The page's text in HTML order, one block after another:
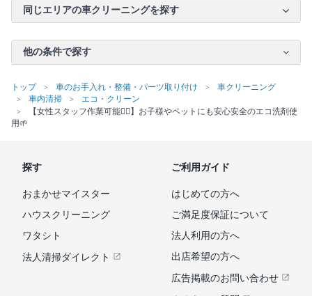
同じエリアの車クリーニングを探す
他の条件で探す
トップ 車のお手入れ・整備・パーツ取り付け
車クリーニング
車内清掃
エコ・クリーン
【女性スタッフ作業可能🙆‍♀️】お子様やペットにも安心安全のエコ洗剤使
用🌱
探す
おまかせマイスター
ハウスクリーニング
ワタシト
法人清掃ダイレクト
ご利用ガイド
はじめての方へ
ご満足度保証について
法人利用の方へ
出店希望の方へ
広告掲載のお問い合わせ